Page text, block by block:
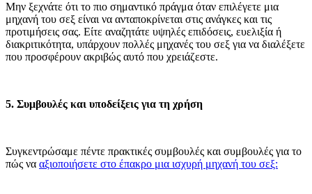
Μην ξεχνάτε ότι το πιο σημαντικό πράγμα όταν επιλέγετε μια
μηχανή του σεξ είναι να ανταποκρίνεται στις ανάγκες και τις
προτιμήσεις σας. Είτε αναζητάτε υψηλές επιδόσεις, ευελιξία ή
διακριτικότητα, υπάρχουν πολλές μηχανές του σεξ για να διαλέξετε
που προσφέρουν ακριβώς αυτό που χρειάζεστε.
5. Συμβουλές και υποδείξεις για τη χρήση
Συγκεντρώσαμε πέντε πρακτικές συμβουλές και συμβουλές για το
πώς να αξιοποιήσετε στο έπακρο μια ισχυρή μηχανή του σεξ: